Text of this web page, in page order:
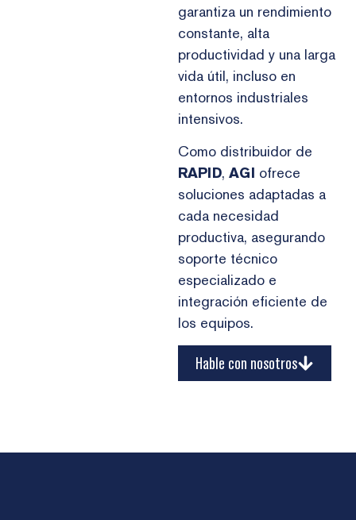
garantiza un rendimiento
constante, alta
productividad y una larga
vida útil, incluso en
entornos industriales
intensivos.
Como distribuidor de
RAPID, AGI ofrece
soluciones adaptadas a
cada necesidad
productiva, asegurando
soporte técnico
especializado e
integración eficiente de
los equipos.
Hable con nosotros